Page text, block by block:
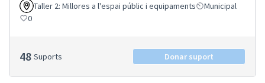
Taller 2: Millores a l'espai públic i equipaments
Municipal
0
48 Suports Donar suport